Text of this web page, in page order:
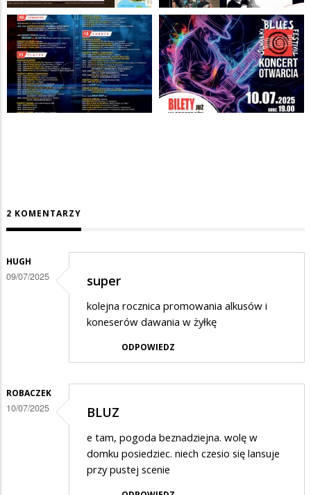
2 KOMENTARZY
HUGH
09/07/2025 super
kolejna rocznica promowania alkusów i
koneserów dawania w żyłkę
ODPOWIEDZ
ROBACZEK
10/07/2025 BLUZ
e tam, pogoda beznadziejna. wolę w
domku posiedziec. niech czesio się lansuje
przy pustej scenie